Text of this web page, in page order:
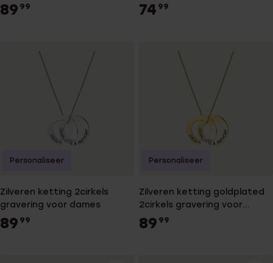
89 99 74 99
Zilveren ketting 2cirkels
gravering voor dames
89 99
Personaliseer
Zilveren ketting goldplated
2cirkels gravering voor
dames
89 99
Personaliseer